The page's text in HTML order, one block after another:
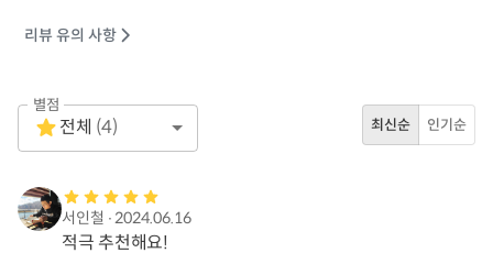
리뷰 유의 사항
별점
1 Star
Empty
전체 (4) 최신순 인기순
서인철 ∙2024.06.16
적극 추천해요!